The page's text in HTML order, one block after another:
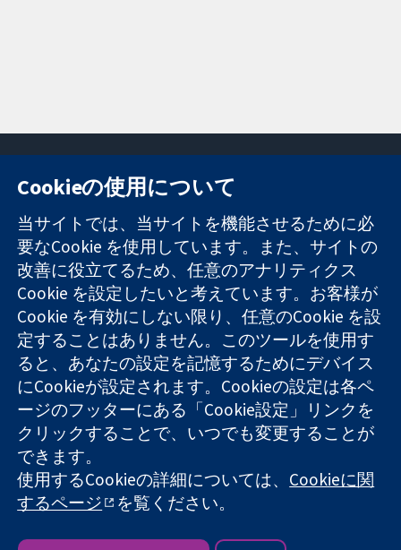
信頼できるエビ
デンスと
情報に基づく意
思決定により
健康のさらなる
向上へ
11-13 Cavendish
Square
London
W1G 0AN
United Kingdom
お問い合わせ
ニュース
広報
コクランにつ
いて
採用
Cochrane
Library
コクラン・コラボレーションは、イングランド及びウェールズ
に登録された慈善団体（登録番号 1045921）および保証有限責
任会社（登録番号 03044323）です。付加価値税登録番号 GB
718 2127 49
Copyright © 2026 The Cochrane Collaboration
ウェブサイト利用規約|免責事項 個人情報|
Cookieの使用について
当サイトでは、当サイトを機能させるために必
要なCookie を使用しています。また、サイトの
改善に役立てるため、任意のアナリティクス
Cookie を設定したいと考えています。お客様が
Cookie を有効にしない限り、任意のCookie を設
定することはありません。このツールを使用す
ると、あなたの設定を記憶するためにデバイス
にCookieが設定されます。Cookieの設定は各ペ
ージのフッターにある「Cookie設定」リンクを
クリックすることで、いつでも変更することが
できます。
使用するCookieの詳細については、 Cookieに関
するページ
を覧ください。